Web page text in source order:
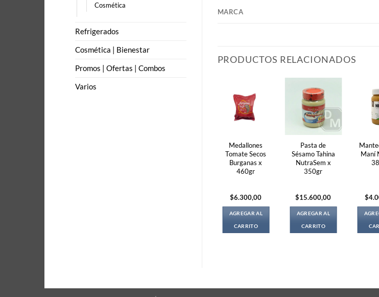
Cosmética
Refrigerados
Cosmética | Bienestar
Promos | Ofertas | Combos
Varios
MARCA
PRODUCTOS RELACIONADOS
Medallones
Tomate Secos
Burganas x
460gr
$6.300,00
AGREGAR AL
CARRITO
Pasta de
Sésamo Tahina
NutraSem x
350gr
$15.600,00
AGREGAR AL
CARRITO
Maní
$